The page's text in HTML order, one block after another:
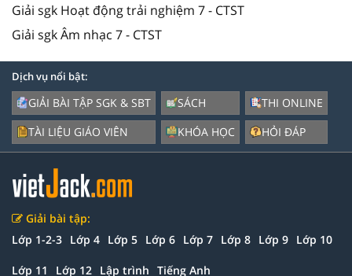
Giải sgk Hoạt động trải nghiệm 7 - CTST
Giải sgk Âm nhạc 7 - CTST
Dịch vụ nổi bật:
GIẢI BÀI TẬP SGK & SBT
TÀI LIỆU GIÁO VIÊN
SÁCH
KHÓA HỌC
THI ONLINE
HỎI ĐÁP
Giải bài tập:
Lớp 1-2-3 Lớp 4 Lớp 5 Lớp 6 Lớp 7 Lớp 8 Lớp 9 Lớp 10
Lớp 11 Lớp 12 Lập trình Tiếng Anh